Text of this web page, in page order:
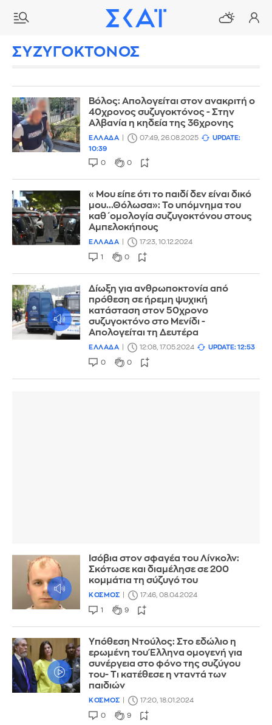
ΣΥΖΥΓΟΚΤΟΝΟΣ
Βόλος: Απολογείται στον ανακριτή ο
40χρονος συζυγοκτόνος - Στην
Αλβανία η κηδεία της 36χρονης
ΕΛΛΑΔΑ 07:49, 26.08.2025
UPDATE:
10:39
0 0
«Μου είπε ότι το παιδί δεν είναι δικό
μου...Θόλωσα»: Το υπόμνημα του
καθ΄ομολογία συζυγοκτόνου στους
Αμπελοκήπους
ΕΛΛΑΔΑ 17:23, 10.12.2024
1 0
Δίωξη για ανθρωποκτονία από
πρόθεση σε ήρεμη ψυχική
κατάσταση στον 50χρονο
συζυγοκτόνο στο Μενίδι -
Απολογείται τη Δευτέρα
ΕΛΛΑΔΑ 12:08, 17.05.2024 UPDATE: 12:53
0 0
Ισόβια στον σφαγέα του Λίνκολν:
Σκότωσε και διαμέλησε σε 200
κομμάτια τη σύζυγό του
ΚΟΣΜΟΣ 17:46, 08.04.2024
1 9
Yπόθεση Ντούλος: Στο εδώλιο η
ερωμένη του Έλληνα ομογενή για
συνέργεια στο φόνο της συζύγου
του- Τι κατέθεσε η νταντά των
παιδιών
ΚΟΣΜΟΣ 17:20, 18.01.2024
0 9